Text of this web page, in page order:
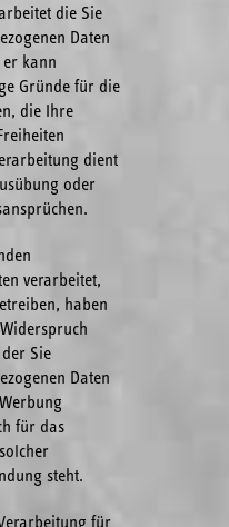
die Sie
Daten
er kann
Gründe für die
die Ihre
dient
oder
verarbeitet,
haben
Sie
Daten
für das
steht.
für